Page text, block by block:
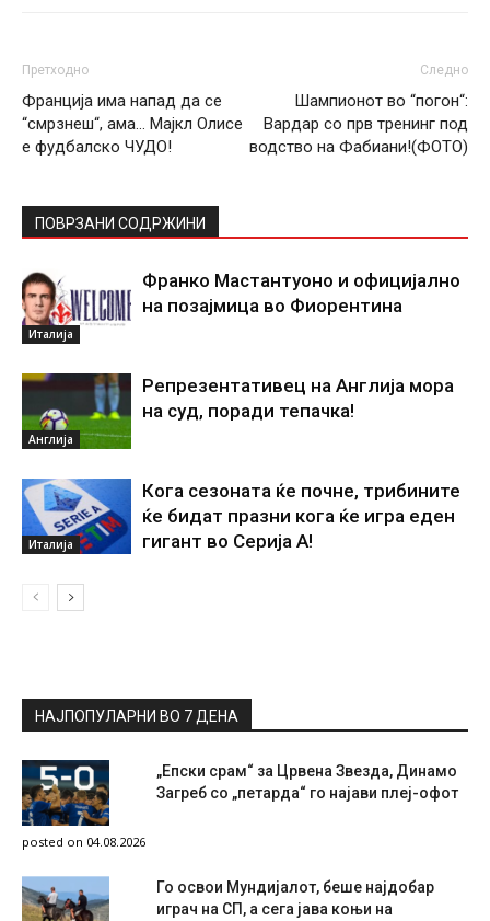
Претходно
Франција има напад да се
“смрзнеш“, ама… Мајкл Олисе
е фудбалско ЧУДО!
Следно
Шампионот во “погон“:
Вардар со прв тренинг под
водство на Фабиани!(ФОТО)
ПОВРЗАНИ СОДРЖИНИ
Италија
Франко Мастантуоно и официјално
на позајмица во Фиорентина
Англија
Репрезентативец на Англија мора
на суд, поради тепачка!
Италија
Кога сезоната ќе почне, трибините
ќе бидат празни кога ќе игра еден
гигант во Серија А!
НАЈПОПУЛАРНИ ВО 7 ДЕНА
„Епски срам“ за Црвена Звезда, Динамо
Загреб со „петарда“ го најави плеј-офот
posted on 04.08.2026
Го освои Мундијалот, беше најдобар
играч на СП, а сега јава коњи на